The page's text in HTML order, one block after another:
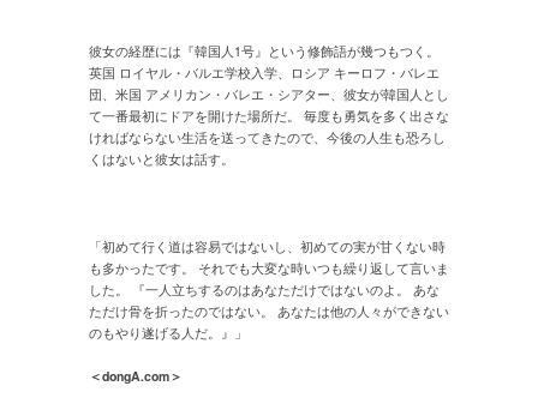
彼女の経歴には『韓国人1号』という修飾語が幾つもつく。
英国 ロイヤル・バルエ学校入学、ロシア キーロフ・バレエ
団、米国 アメリカン・バレエ・シアター、彼女が韓国人とし
て一番最初にドアを開けた場所だ。 毎度も勇気を多く出さな
ければならない生活を送ってきたので、今後の人生も恐ろし
くはないと彼女は話す。
「初めて行く道は容易ではないし、初めての実が甘くない時
も多かったです。 それでも大変な時いつも繰り返して言いま
した。 『一人立ちするのはあなただけではないのよ。 あな
ただけ骨を折ったのではない。 あなたは他の人々ができない
のもやり遂げる人だ。』」
＜dongA.com＞